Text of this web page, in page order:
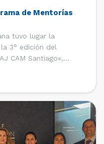
de Mentorías
tuvo lugar la
3° edición del
CAM Santiago»,
la Dirección Ejecutiva
Asuntos